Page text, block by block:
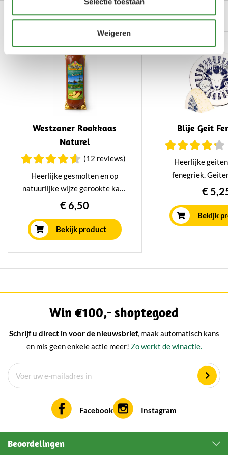
Weigeren
Gerelateerde producten
Westzaner Rookkaas
Naturel
(12 reviews)
Heerlijke gesmolten en op
natuurlijke wijze gerookte kaas
afkomstig van koemelk. Lekker
een boterham bij de lunch.
€ 6,50
Bekijk product
Blije Geit
Heerlijke
fenegriek.
een nootachtige
€
Bekijk
Win €100,- shoptegoed
Schrijf u direct in voor de nieuwsbrief, maak automatisch kans
en mis geen enkele actie meer! Zo werkt de winactie.
Facebook Instagram
Beoordelingen